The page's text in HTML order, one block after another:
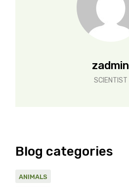
zadmin
SCIENTIST
Blog categories
ANIMALS